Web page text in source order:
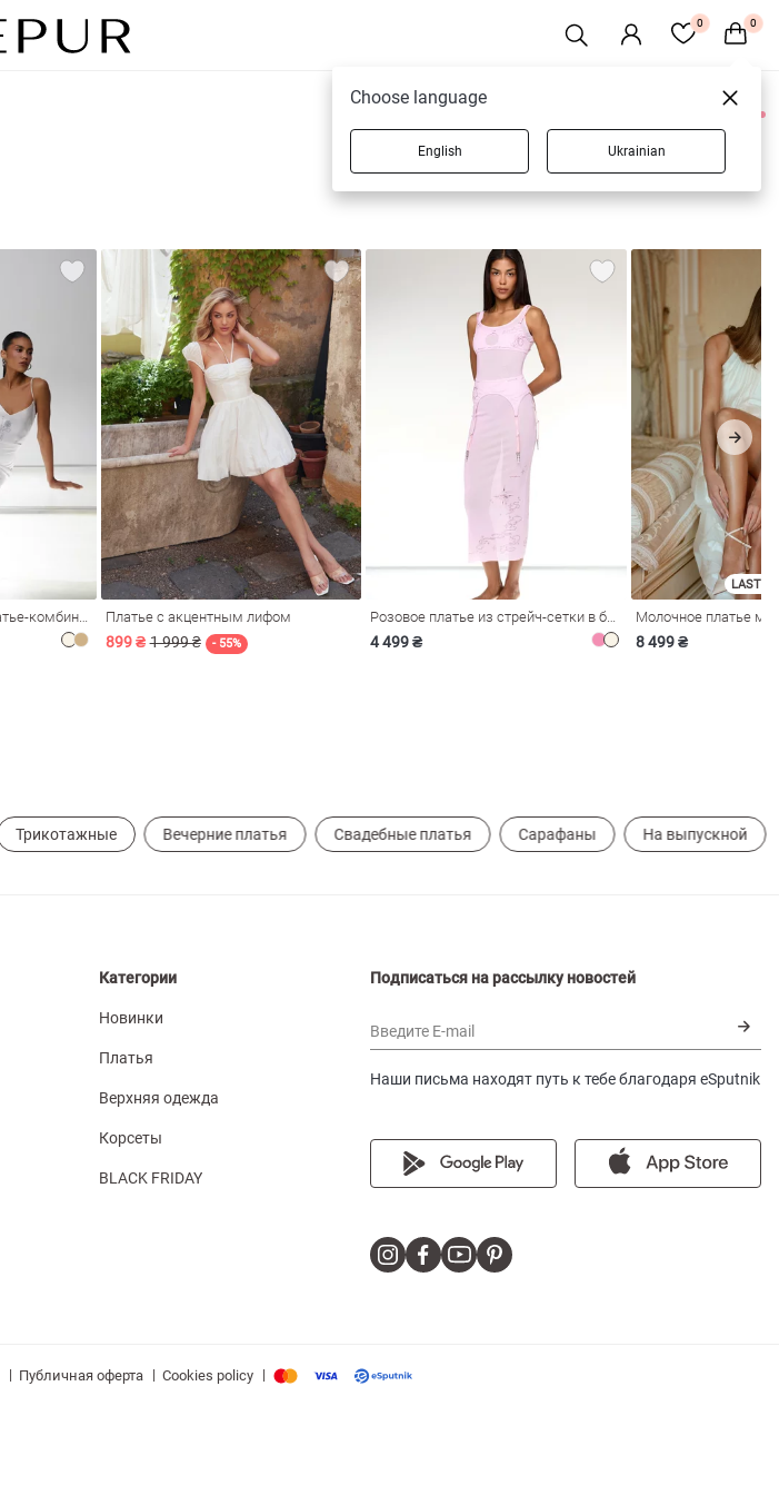
0 0
0 товаров
Платье с акцентным лифом
899 ₴ 1 999 ₴ - 55% 4 499 ₴
LAST
8 499 ₴
Трикотажные Вечерние платья Свадебные платья Сарафаны На выпускной
Категории
Новинки
Платья
Верхняя одежда
Корсеты
BLACK FRIDAY
Подписаться на рассылку новостей
Введите E-mail
Наши письма находят путь к тебе благодаря eSputnik
| Публичная оферта | Cookies policy |
Choose language
English Ukrainian